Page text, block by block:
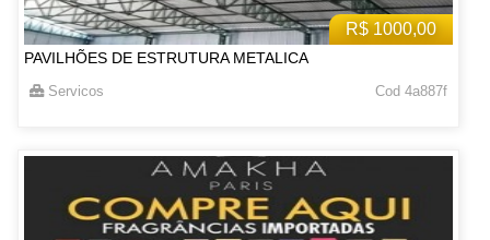
R$ 1000,00
PAVILHÕES DE ESTRUTURA METALICA
Servicos Cod 4a887f